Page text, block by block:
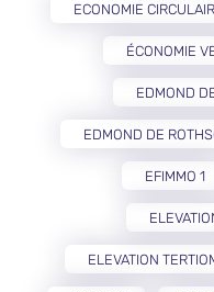
ECONOMIE
ÉCONOMIE
EDMOND
EDMOND DE
EFIMMO 1
ELEVATION